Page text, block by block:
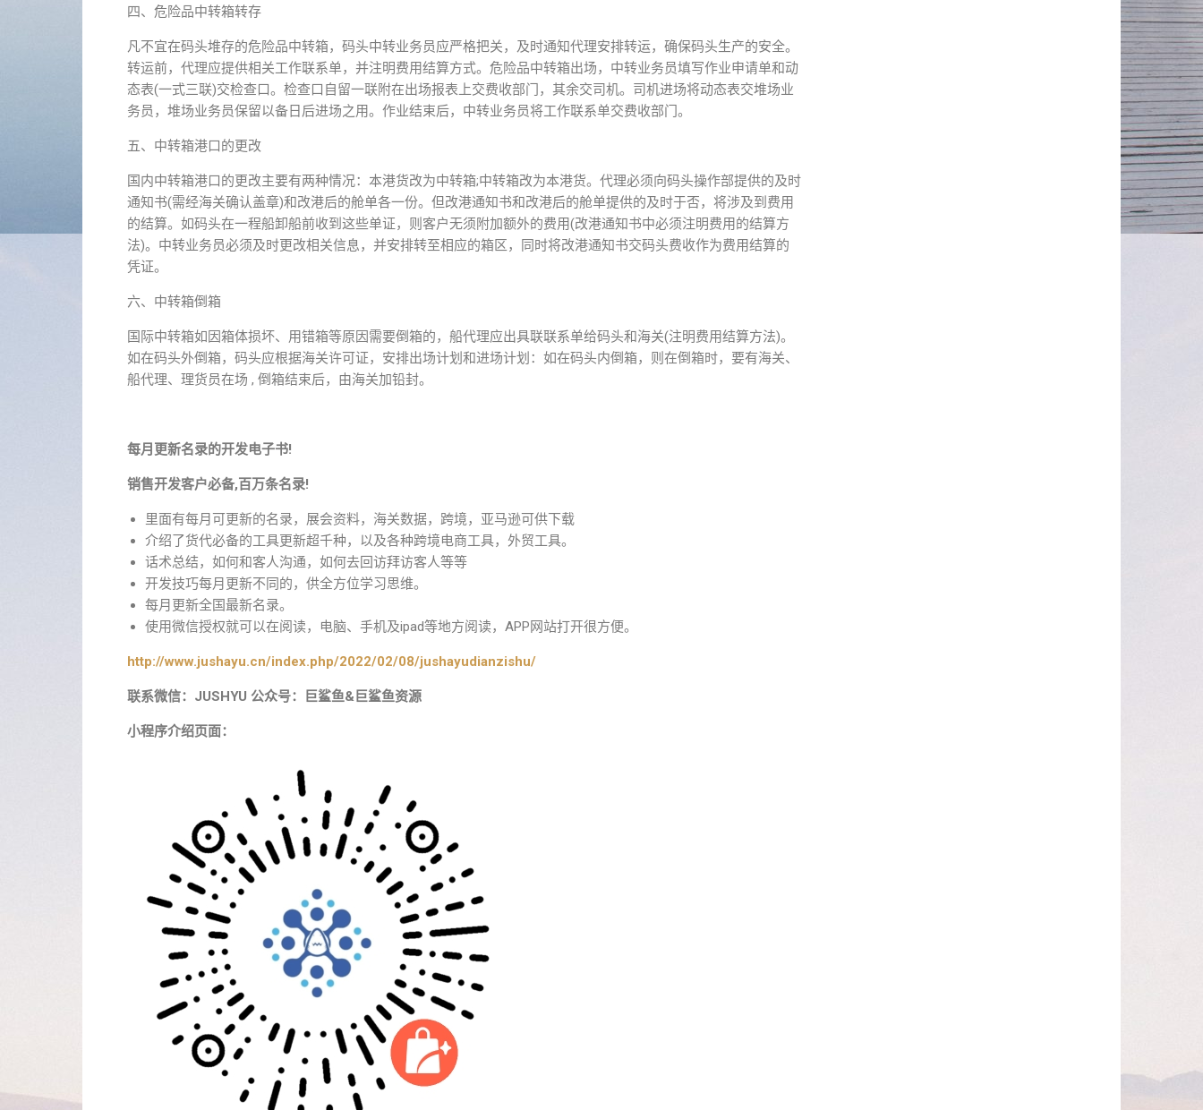
四、危险品中转箱转存
凡不宜在码头堆存的危险品中转箱，码头中转业务员应严格把关，及时通知代理安排转运，确保码头生产的安全。
转运前，代理应提供相关工作联系单，并注明费用结算方式。危险品中转箱出场，中转业务员填写作业申请单和动
态表(一式三联)交检查口。检查口自留一联附在出场报表上交费收部门，其余交司机。司机进场将动态表交堆场业
务员，堆场业务员保留以备日后进场之用。作业结束后，中转业务员将工作联系单交费收部门。
五、中转箱港口的更改
国内中转箱港口的更改主要有两种情况：本港货改为中转箱;中转箱改为本港货。代理必须向码头操作部提供的及时
通知书(需经海关确认盖章)和改港后的舱单各一份。但改港通知书和改港后的舱单提供的及时于否，将涉及到费用
的结算。如码头在一程船卸船前收到这些单证，则客户无须附加额外的费用(改港通知书中必须注明费用的结算方
法)。中转业务员必须及时更改相关信息，并安排转至相应的箱区，同时将改港通知书交码头费收作为费用结算的
凭证。
六、中转箱倒箱
国际中转箱如因箱体损坏、用错箱等原因需要倒箱的，船代理应出具联联系单给码头和海关(注明费用结算方法)。
如在码头外倒箱，码头应根据海关许可证，安排出场计划和进场计划：如在码头内倒箱，则在倒箱时，要有海关、
船代理、理货员在场 , 倒箱结束后，由海关加铅封。
每月更新名录的开发电子书!
销售开发客户必备,百万条名录!
里面有每月可更新的名录，展会资料，海关数据，跨境，亚马逊可供下载
介绍了货代必备的工具更新超千种，以及各种跨境电商工具，外贸工具。
话术总结，如何和客人沟通，如何去回访拜访客人等等
开发技巧每月更新不同的，供全方位学习思维。
每月更新全国最新名录。
使用微信授权就可以在阅读，电脑、手机及ipad等地方阅读，APP网站打开很方便。
http://www.jushayu.cn/index.php/2022/02/08/jushayudianzishu/
联系微信：JUSHYU 公众号：巨鲨鱼&巨鲨鱼资源
小程序介绍页面：